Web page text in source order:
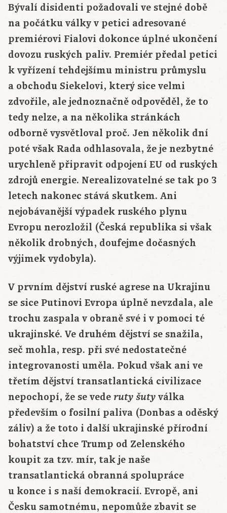
Bývalí disidenti požadovali ve stejné době
na počátku války v petici adresované
premiérovi Fialovi dokonce úplné ukončení
dovozu ruských paliv. Premiér předal petici
k vyřízení tehdejšímu ministru průmyslu
a obchodu Siekelovi, který sice velmi
zdvořile, ale jednoznačně odpověděl, že to
tedy nelze, a na několika stránkách
odborně vysvětloval proč. Jen několik dní
poté však Rada odhlasovala, že je nezbytné
urychleně připravit odpojení EU od ruských
zdrojů energie. Nerealizovatelné se tak po 3
letech nakonec stává skutkem. Ani
nejobávanější výpadek ruského plynu
Evropu nerozložil (Česká republika si však
několik drobných, doufejme dočasných
výjimek vydobyla).
V prvním dějství ruské agrese na Ukrajinu
se sice Putinovi Evropa úplně nevzdala, ale
trochu zaspala v obraně své i v pomoci té
ukrajinské. Ve druhém dějství se snažila,
seč mohla, resp. při své nedostatečné
integrovanosti uměla. Pokud však ani ve
třetím dějství transatlantická civilizace
nepochopí, že se vede ruty šuty válka
především o fosilní paliva (Donbas a oděský
záliv) a že toto i další ukrajinské přírodní
bohatství chce Trump od Zelenského
koupit za tzv. mír, tak je naše
transatlantická obranná spolupráce
u konce i s naší demokracií. Evropě, ani
Česku samotnému, nepomůže zbavit se